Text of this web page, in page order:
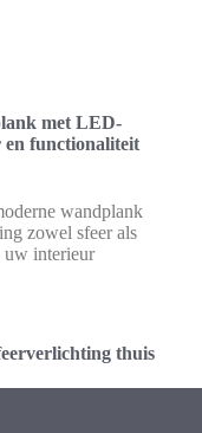
met LED-
en functionaliteit
wandplank
zowel sfeer als
uw interieur
thuis